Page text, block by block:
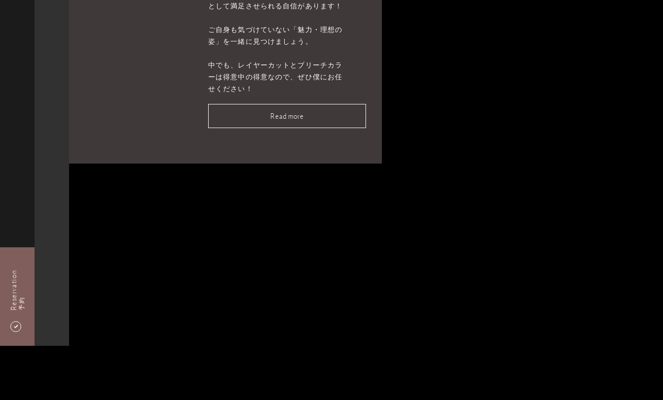
Reservation予約
として満足させられる自信があります！
ご自身も気づけていない「魅力・理想の
姿」を一緒に見つけましょう。
中でも、レイヤーカットとブリーチカラ
ーは得意中の得意なので、ぜひ僕にお任
せください！
Read more